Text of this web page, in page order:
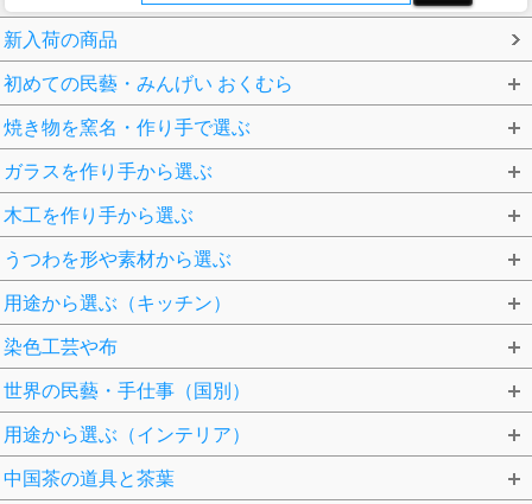
新入荷の商品
初めての民藝・みんげい おくむら
焼き物を窯名・作り手で選ぶ
ガラスを作り手から選ぶ
木工を作り手から選ぶ
うつわを形や素材から選ぶ
用途から選ぶ（キッチン）
染色工芸や布
世界の民藝・手仕事（国別）
用途から選ぶ（インテリア）
中国茶の道具と茶葉